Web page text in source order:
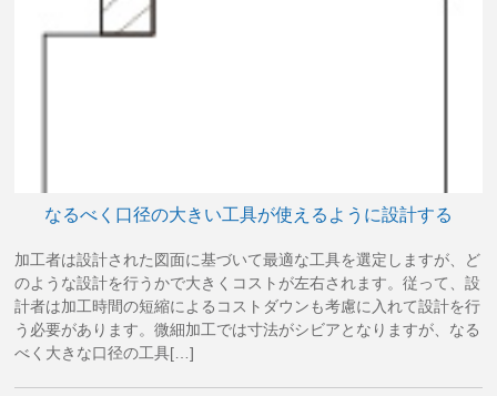
なるべく口径の大きい工具が使えるように設計する
加工者は設計された図面に基づいて最適な工具を選定しますが、ど
のような設計を行うかで大きくコストが左右されます。従って、設
計者は加工時間の短縮によるコストダウンも考慮に入れて設計を行
う必要があります。微細加工では寸法がシビアとなりますが、なる
べく大きな口径の工具[…]